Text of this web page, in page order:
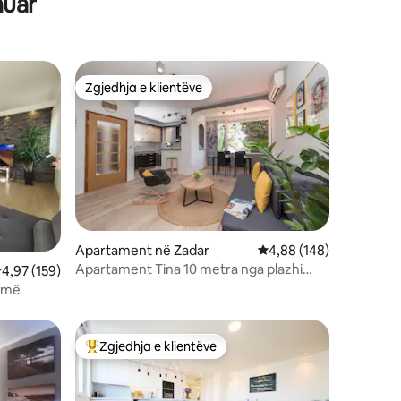
mesatar 4,97 nga 5, 159 vlerësime
4,97 (159)
Zgjedhja e klientëve
Zgjedhja e klientëve
Apartament në Zadar Vlerësimi mesatar
4,88 (148)
Apartament Tina 10 metra nga plazhi
Më të mirat e zgjedhjeve të klientëve
Zgjedhja e klientëve